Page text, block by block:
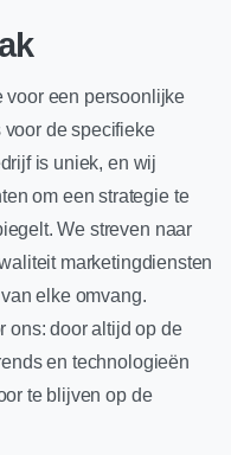
voor een persoonlijke
voor de specifieke
is uniek, en wij
om een strategie te
We streven naar
marketingdiensten
elke omvang.
ons: door altijd op de
en technologieën
te blijven op de